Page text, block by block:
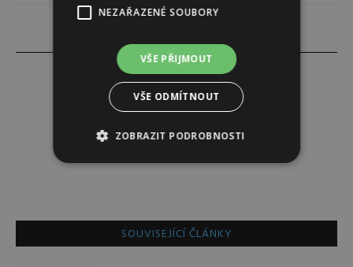
SOUVISEJÍCÍ ČLÁNKY
NEZAŘAZENÉ SOUBORY
VŠE PŘIJMOUT
VŠE ODMÍTNOUT
ZOBRAZIT PODROBNOSTI